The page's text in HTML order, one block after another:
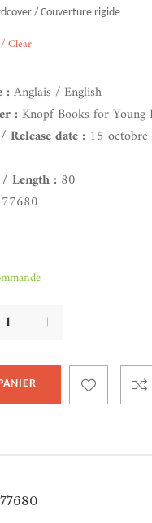
Clear
:Anglais / English
: Knopf Books for Young
date : 15
Length : 80